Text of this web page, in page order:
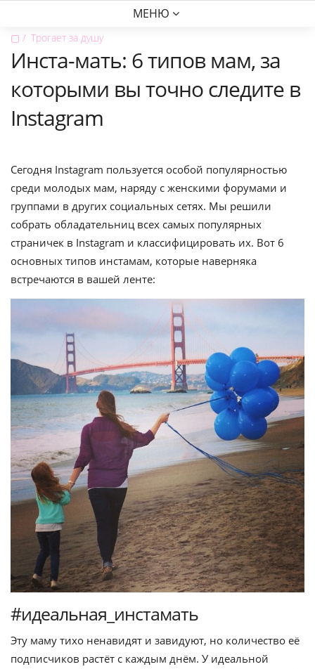
МЕНЮ
▢ Трогает за душу
Инста-мать: 6 типов мам, за
которыми вы точно следите в
Instagram
Сегодня Instagram пользуется особой популярностью
среди молодых мам, наряду с женскими форумами и
группами в других социальных сетях. Мы решили
собрать обладательниц всех самых популярных
страничек в Instagram и классифицировать их. Вот 6
основных типов инстамам, которые наверняка
встречаются в вашей ленте:
#идеальная_инстамать
Эту маму тихо ненавидят и завидуют, но количество её
подписчиков растёт с каждым днём. У идеальной